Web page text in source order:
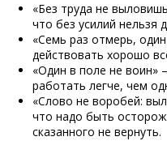
«Без труда не
что без усилий нельзя
«Семь раз отмерь,
действовать хорошо
«Один в поле не воин»
работать легче, чем
«Слово не воробей:
что надо быть
сказанного не вернуть.